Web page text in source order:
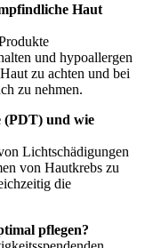
Haut
und hypoallergen
zu achten und bei
zu nehmen.
(PDT) und wie
Lichtschädigungen
von Hautkrebs zu
die
pflegen?